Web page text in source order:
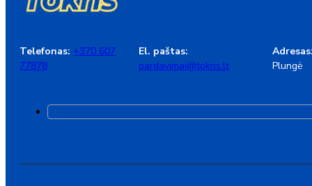
Telefonas: +370 607
77878
El. paštas:
pardavimai@tokris.lt
Plungė